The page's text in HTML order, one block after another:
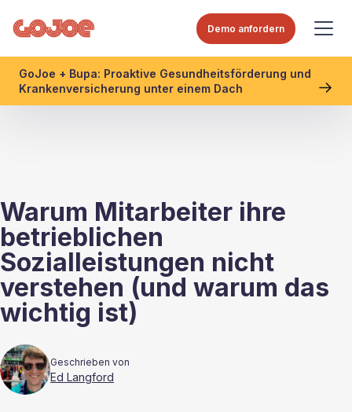
Demo anfordern
GoJoe + Bupa: Proaktive Gesundheitsförderung und
Krankenversicherung unter einem Dach
Warum Mitarbeiter ihre
betrieblichen
Sozialleistungen nicht
verstehen (und warum das
wichtig ist)
Geschrieben von
Ed Langford